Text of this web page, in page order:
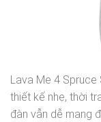
Lava Me 4
thiết kế nhẹ, thời
đàn vẫn dễ mang